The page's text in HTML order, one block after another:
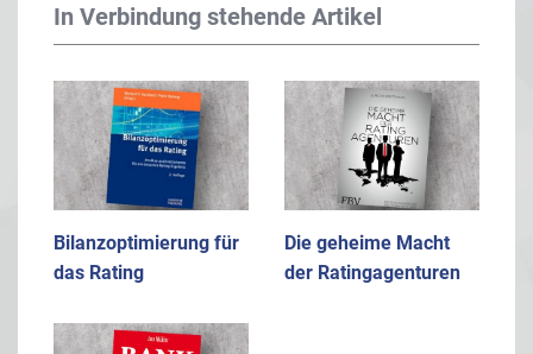
In Verbindung stehende Artikel
Bilanzoptimierung für
das Rating
Die geheime Macht
der Ratingagenturen